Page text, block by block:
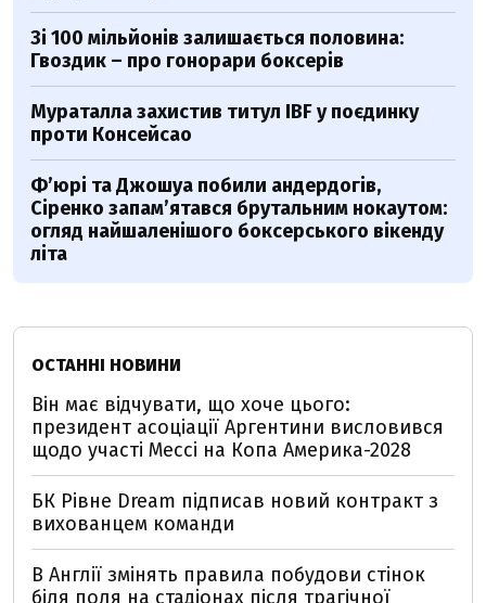
Зі 100 мільйонів залишається половина:
Гвоздик – про гонорари боксерів
Мураталла захистив титул IBF у поєдинку
проти Консейсао
Ф’юрі та Джошуа побили андердогів,
Сіренко запам’ятався брутальним нокаутом:
огляд найшаленішого боксерського вікенду
літа
ОСТАННІ НОВИНИ
Він має відчувати, що хоче цього:
президент асоціації Аргентини висловився
щодо участі Мессі на Копа Америка-2028
БК Рівне Dream підписав новий контракт з
вихованцем команди
В Англії змінять правила побудови стінок
біля поля на стадіонах після трагічної